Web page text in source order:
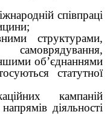
співпраці
структурами,
об’єднаннями
статутної
кампаній
діяльності